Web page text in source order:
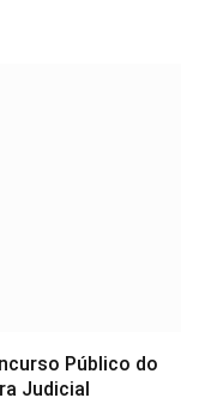
Público do
Judicial